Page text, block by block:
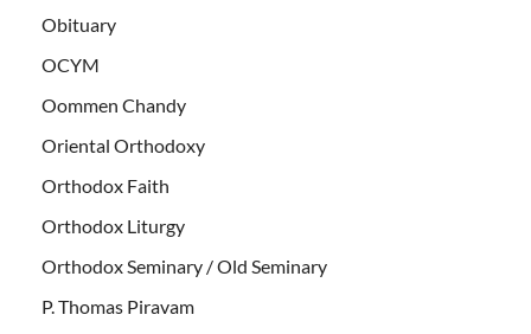
Obituary
OCYM
Oommen Chandy
Oriental Orthodoxy
Orthodox Faith
Orthodox Liturgy
Orthodox Seminary / Old Seminary
P. Thomas Piravam